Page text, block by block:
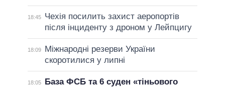
18:45
Чехія посилить захист аеропортів
після інциденту з дроном у Лейпцигу
18:09
Міжнародні резерви України
скоротилися у липні
18:05
База ФСБ та 6 суден «тіньового